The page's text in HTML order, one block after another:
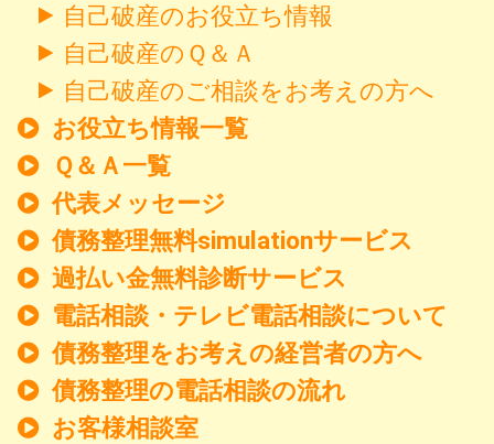
自己破産のお役立ち情報
自己破産のＱ＆Ａ
自己破産のご相談をお考えの方へ
お役立ち情報一覧
Ｑ＆Ａ一覧
代表メッセージ
債務整理無料simulationサービス
過払い金無料診断サービス
電話相談・テレビ電話相談について
債務整理をお考えの経営者の方へ
債務整理の電話相談の流れ
お客様相談室